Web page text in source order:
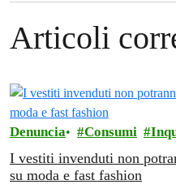
Articoli
Denuncia Consumi
I vestiti invenduti non
su moda e fast fashion